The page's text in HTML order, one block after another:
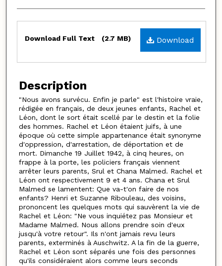
Download
Download Full Text (2.7 MB)
Description
"Nous avons survécu. Enfin je parle" est l'histoire vraie,
rédigée en français, de deux jeunes enfants, Rachel et
Léon, dont le sort était scellé par le destin et la folie
des hommes. Rachel et Léon étaient juifs, à une
époque où cette simple appartenance était synonyme
d'oppression, d'arrestation, de déportation et de
mort. Dimanche 19 Juillet 1942, à cinq heures, on
frappe à la porte, les policiers français viennent
arrêter leurs parents, Srul et Chana Malmed. Rachel et
Léon ont respectivement 9 et 4 ans. Chana et Srul
Malmed se lamentent: Que va-t'on faire de nos
enfants? Henri et Suzanne Ribouleau, des voisins,
prononcent les quelques mots qui sauvèrent la vie de
Rachel et Léon: "Ne vous inquiétez pas Monsieur et
Madame Malmed. Nous allons prendre soin d'eux
jusqu'à votre retour". Ils n'ont jamais revu leurs
parents, exterminés à Auschwitz. A la fin de la guerre,
Rachel et Léon sont séparés une fois des personnes
qu'ils considéraient alors comme leurs seconds